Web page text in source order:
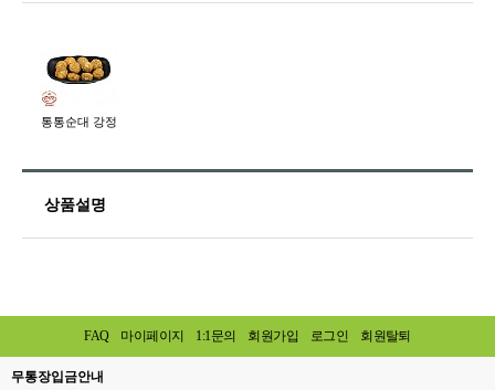
통통순대 강정
상품설명
FAQ 마이페이지 1:1문의 회원가입 로그인 회원탈퇴
무통장입금안내